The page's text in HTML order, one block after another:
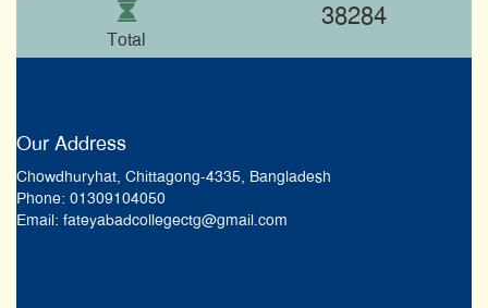
Total
38284
Our Address
Chowdhuryhat, Chittagong-4335, Bangladesh
Phone: 01309104050
Email: fateyabadcollegectg@gmail.com